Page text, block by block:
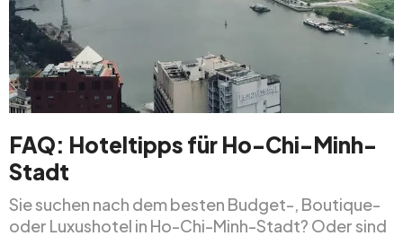
FAQ: Hoteltipps für Ho-Chi-Minh-
Stadt
Sie suchen nach dem besten Budget-, Boutique-
oder Luxushotel in Ho-Chi-Minh-Stadt? Oder sind